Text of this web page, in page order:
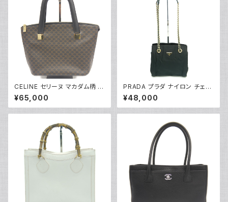
CELINE セリーヌ マカダム柄 ト
ートバッグ MC97/2 Y05228
¥65,000
PRADA プラダ ナイロン チェー
ンショルダートートバッグ 型掛け
ショルダーバッグ B4418 Y043
37
¥48,000